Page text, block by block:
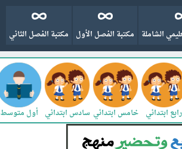
الشاملة مكتبة الفصل الأول مكتبة الفصل الثاني
رابع ابتدائي خامس ابتدائي سادس ابتدائي أول متوسط